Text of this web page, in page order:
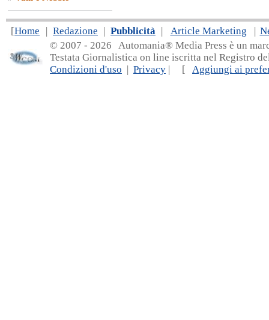
[Home | Redazione | Pubblicità | Article Marketing |
© 2007 - 2026 Automania® Media Press è un
Testata Giornalistica on line iscritta nel Registro
Condizioni d'uso | Privacy | [ Aggiungi ai